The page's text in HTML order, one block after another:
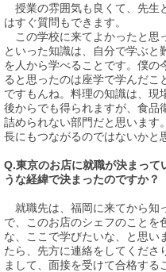
授業の雰囲気も良くて、先生
はすぐ質問もできます。
この学校に来てよかったと思
といった知識は、自分で学ぶ
を人から学べることです。僕の
ると思ったのは座学で学んだ
ですもんね。料理の知識は、現
後からでも得られますが、食品
詰められない部門だと思います
長にもつながるのではないかと
Q.東京のお店に就職が決まって
うな経緯で決まったのですか？
就職先は、福岡に来てから知
で、このお店のシェフのことを
な、ここで学びたいな、と思い
たら、先方に連絡をしてくださ
まして、面接を受けて合格する